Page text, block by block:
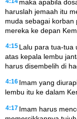
maka apabila
haruslah jemaah itu
muda sebagai korban
mereka ke depan
4:15 Lalu para tua-tua
atas kepala lembu
harus disembelih di
4:16 Imam yang
lembu itu ke dalam
4:17 Imam harus